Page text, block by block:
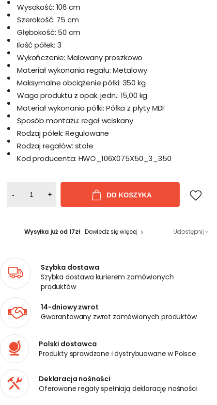
Wysokość: 106 cm
Szerokość: 75 cm
Głębokość: 50 cm
Ilość półek: 3
Wykończenie: Malowany proszkowo
Materiał wykonania regału: Metalowy
Maksymalne obciążenie półki: 350 kg
Waga produktu z opak. jedn.: 15,00 kg
Materiał wykonania półki: Półka z płyty MDF
Sposób montażu: regał wciskany
Rodzaj półek: Regulowane
Rodzaj regałów: stałe
Kod producenta: HWO_106X075X50_3_350
- + DO KOSZYKA
Wysyłka już od 17zł Dowiedz się więcej Udostępnij
Szybka dostawa
Szybka dostawa kurierem zamówionych
produktów
14-dniowy zwrot
Gwarantowany zwrot zamówionych produktów
Polski dostawca
Produkty sprawdzone i dystrybuowane w Polsce
Deklaracja nośności
Oferowane regały spełniają deklarację nośności